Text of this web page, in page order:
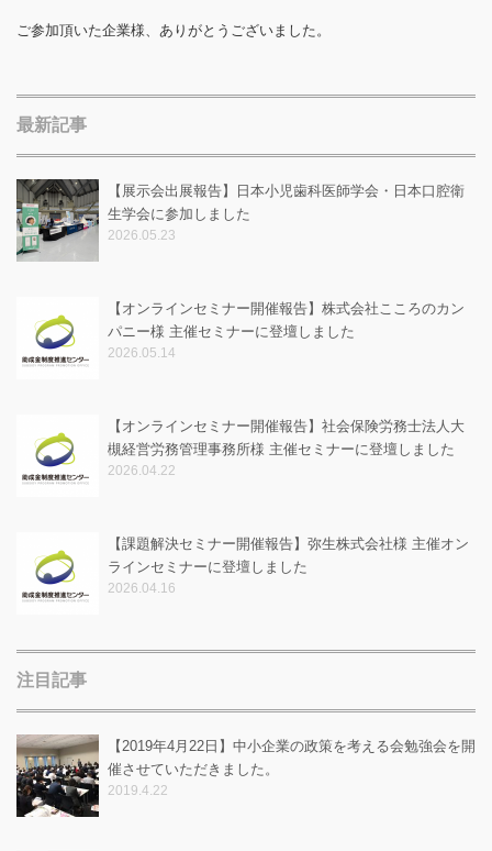
ご参加頂いた企業様、ありがとうございました。
最新記事
【展示会出展報告】日本小児歯科医師学会・日本口腔衛
生学会に参加しました
2026.05.23
【オンラインセミナー開催報告】株式会社こころのカン
パニー様 主催セミナーに登壇しました
2026.05.14
【オンラインセミナー開催報告】社会保険労務士法人大
槻経営労務管理事務所様 主催セミナーに登壇しました
2026.04.22
【課題解決セミナー開催報告】弥生株式会社様 主催オン
ラインセミナーに登壇しました
2026.04.16
注目記事
【2019年4月22日】中小企業の政策を考える会勉強会を開
催させていただきました。
2019.4.22